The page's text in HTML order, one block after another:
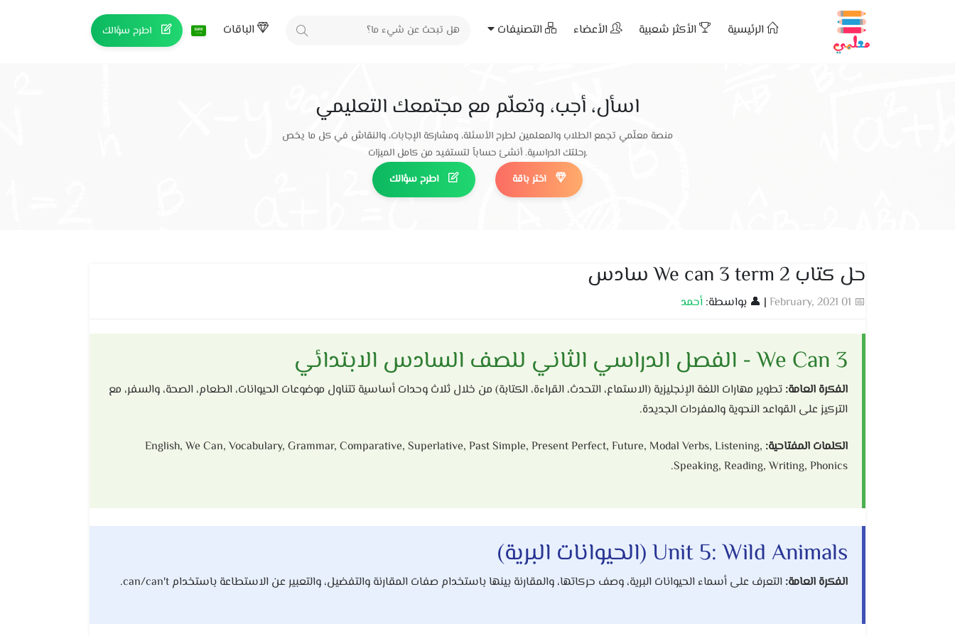
الرئيسية الأكثر شعبية الأعضاء التصنيفات الباقات اطرح سؤالك
اسأل، أجب، وتعلّم مع مجتمعك التعليمي
منصة معلّمي تجمع الطلاب والمعلمين لطرح الأسئلة، ومشاركة الإجابات، والنقاش في كل ما يخص
رحلتك الدراسية. أنشئ حساباً لتستفيد من كامل الميزات.
اطرح سؤالك
اختر باقة
حل كتاب We can 3 term 2 سادس
📅 01 February, 2021 | 👤 بواسطة: أحمد
We Can 3 - الفصل الدراسي الثاني للصف السادس الابتدائي
الفكرة العامة: تطوير مهارات اللغة الإنجليزية (الاستماع، التحدث، القراءة، الكتابة) من خلال ثلاث وحدات أساسية تتناول موضوعات الحيوانات، الطعام، الصحة، والسفر، مع
التركيز على القواعد النحوية والمفردات الجديدة.
الكلمات المفتاحية: English, We Can, Vocabulary, Grammar, Comparative, Superlative, Past Simple, Present Perfect, Future, Modal Verbs, Listening,
Speaking, Reading, Writing, Phonics.
Unit 5: Wild Animals (الحيوانات البرية)
الفكرة العامة: التعرف على أسماء الحيوانات البرية، وصف حركاتها، والمقارنة بينها باستخدام صفات المقارنة والتفضيل، والتعبير عن الاستطاعة باستخدام can/can't.